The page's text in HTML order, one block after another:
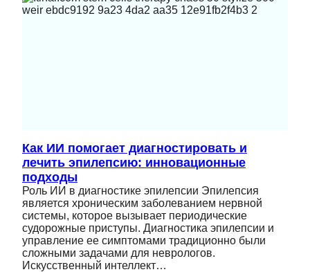
Как ИИ помогает диагностировать и
лечить эпилепсию: инновационные
подходы
Роль ИИ в диагностике эпилепсии Эпилепсия
является хроническим заболеванием нервной
системы, которое вызывает периодические
судорожные приступы. Диагностика эпилепсии и
управление ее симптомами традиционно были
сложными задачами для неврологов.
Искусственный интеллект…